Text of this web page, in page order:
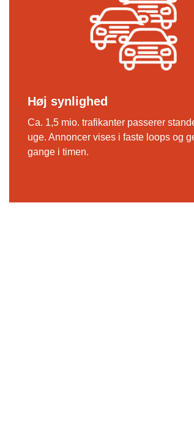
Høj synlighed
Ca. 1,5 mio. trafikanter passerer
uge. Annoncer vises i faste loops og
gange i timen.